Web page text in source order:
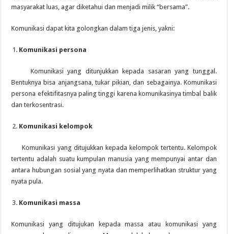
masyarakat luas, agar diketahui dan menjadi milik “bersama”.
Komunikasi dapat kita golongkan dalam tiga jenis, yakni:
Komunikasi persona
Komunikasi yang ditunjukkan kepada sasaran yang tunggal.
Bentuknya bisa anjangsana, tukar pikian, dan sebagainya. Komunikasi
persona efektifitasnya paling tinggi karena komunikasinya timbal balik
dan terkosentrasi.
Komunikasi kelompok
Komunikasi yang ditujukkan kepada kelompok tertentu. Kelompok
tertentu adalah suatu kumpulan manusia yang mempunyai antar dan
antara hubungan sosial yang nyata dan memperlihatkan struktur yang
nyata pula.
Komunikasi massa
Komunikasi yang ditujukan kepada massa atau komunikasi yang